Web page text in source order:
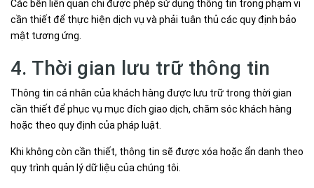
Các bên liên quan chỉ được phép sử dụng thông tin trong phạm vi
cần thiết để thực hiện dịch vụ và phải tuân thủ các quy định bảo
mật tương ứng.
4. Thời gian lưu trữ thông tin
Thông tin cá nhân của khách hàng được lưu trữ trong thời gian
cần thiết để phục vụ mục đích giao dịch, chăm sóc khách hàng
hoặc theo quy định của pháp luật.
Khi không còn cần thiết, thông tin sẽ được xóa hoặc ẩn danh theo
quy trình quản lý dữ liệu của chúng tôi.